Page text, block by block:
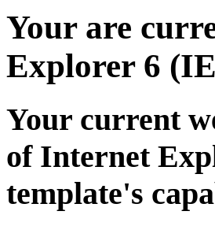
Your are
Explorer 6
Your current
of Internet
template's